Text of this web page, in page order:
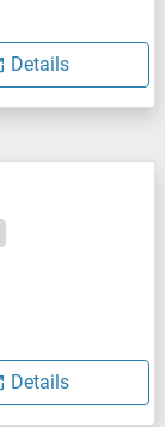
Details
Details